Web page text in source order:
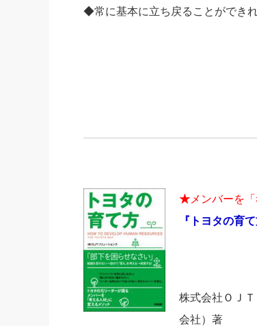
◆常に基本に立ち戻ることができ
★ メンバーを
『トヨタの育て
株式会社ＯＪ
会社）著